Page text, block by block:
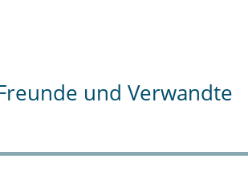
und Verwandte